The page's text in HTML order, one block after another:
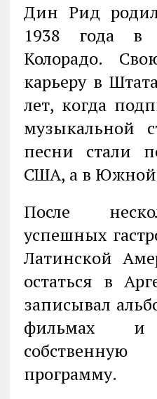
Дин Рид
1938 года в
Колорадо.
карьеру в
лет, когда
музыкальной
песни стали
США, а в Южной
После
успешных
Латинской
остаться в
записывал
фильмах
собственную
программу.